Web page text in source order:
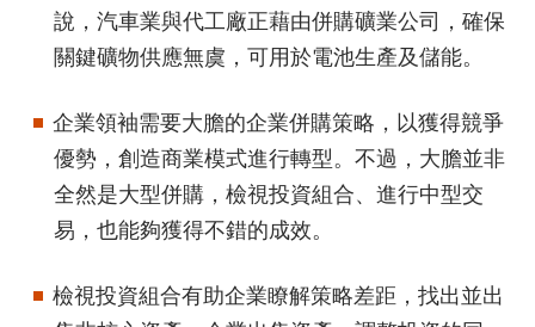
說，汽車業與代工廠正藉由併購礦業公司，確保
關鍵礦物供應無虞，可用於電池生產及儲能。
企業領袖需要大膽的企業併購策略，以獲得競爭
優勢，創造商業模式進行轉型。不過，大膽並非
全然是大型併購，檢視投資組合、進行中型交
易，也能夠獲得不錯的成效。
檢視投資組合有助企業瞭解策略差距，找出並出